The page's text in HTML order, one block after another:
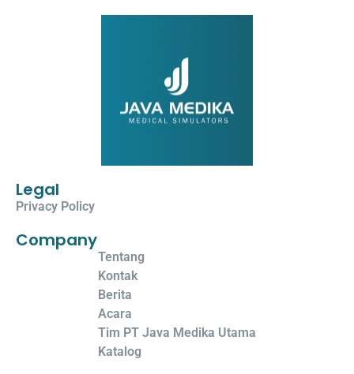
Legal
Privacy Policy
Tentang
Kontak
Berita
Acara
Tim PT Java Medika Utama
Katalog
Company